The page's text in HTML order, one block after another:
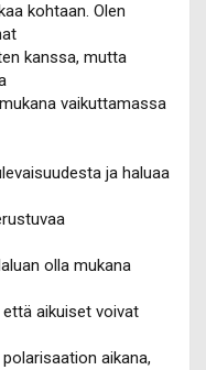
kohtaan. Olen
kanssa, mutta
vaikuttamassa
ja haluaa
olla mukana
aikuiset voivat
aikana,